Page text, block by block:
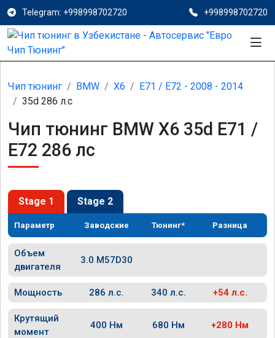
Telegram: +998998702720 +998998702720
Чип тюнинг BMW X6
E71 / E72 - 2008 - 2014
35d 286 л.с
Чип тюнинг BMW X6 35d E71 /
E72 286 лс
Stage 1 Stage 2
Параметр Заводские Тюнинг* Разница
Объем
двигателя
3.0 M57D30
Мощность 286 л.с. 340 л.с. +54 л.с.
Крутящий
момент
400 Нм 680 Нм +280 Нм